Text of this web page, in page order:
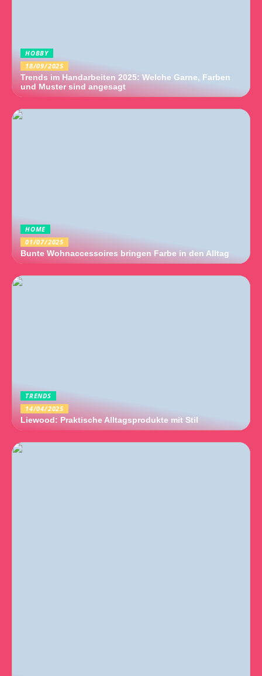
HOBBY
18/09/2025
Trends im Handarbeiten 2025: Welche Garne, Farben
und Muster sind angesagt
HOME
01/07/2025
Bunte Wohnaccessoires bringen Farbe in den Alltag
TRENDS
14/04/2025
Liewood: Praktische Alltagsprodukte mit Stil